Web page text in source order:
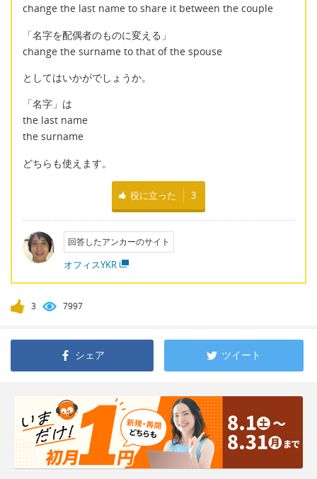
change the last name to share it between the couple
「名字を配偶者のものに変える」
change the surname to that of the spouse
としてはいかがでしょうか。
「名字」は
the last name
the surname
どちらも使えます。
役に立った 3
回答したアンカーのサイト
オフィスYKR
3 7997
シェア ツイート